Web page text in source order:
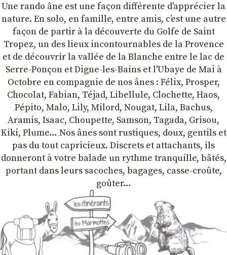
Une rando âne est une façon différente d'apprécier la
nature. En solo, en famille, entre amis, cʼest une autre
façon de partir à la découverte du Golfe de Saint
Tropez, un des lieux incontournables de la Provence
et de découvrir la vallée de la Blanche entre le lac de
Serre-Ponçon et Digne-les-Bains et l'Ubaye de Mai à
Octobre en compagnie de nos ânes : Félix, Prosper,
Chocolat, Fabian, Téjad, Libellule, Clochette, Haos,
Pépito, Malo, Lily, Milord, Nougat, Lila, Bachus,
Aramis, Isaac, Choupette, Samson, Tagada, Grisou,
Kiki, Plume… Nos ânes sont rustiques, doux, gentils et
pas du tout capricieux. Discrets et attachants, ils
donneront à votre balade un rythme tranquille, bâtés,
portant dans leurs sacoches, bagages, casse-croûte,
goûter…